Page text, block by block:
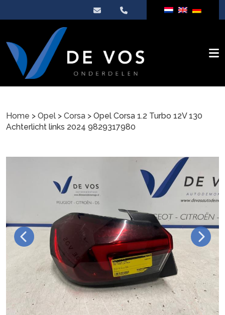
Home > Opel > Corsa > Opel Corsa 1.2 Turbo 12V 130
Achterlicht links 2024 9829317980